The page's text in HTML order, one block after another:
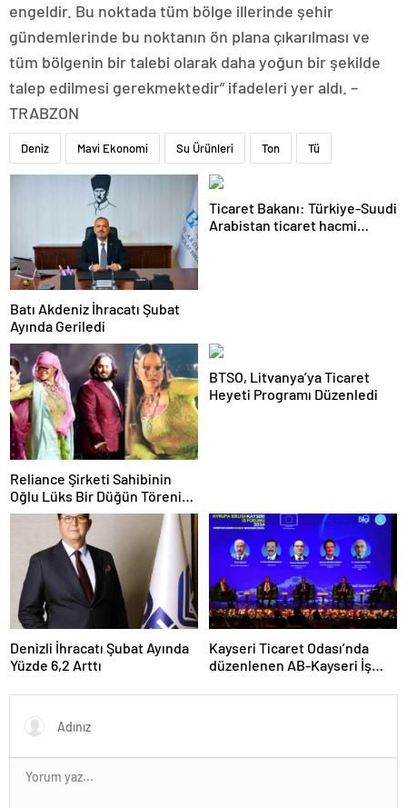
engeldir. Bu noktada tüm bölge illerinde şehir
gündemlerinde bu noktanın ön plana çıkarılması ve
tüm bölgenin bir talebi olarak daha yoğun bir şekilde
talep edilmesi gerekmektedir” ifadeleri yer aldı. –
TRABZON
Deniz Mavi Ekonomi Su Ürünleri Ton Tü
Batı Akdeniz İhracatı Şubat
Ayında Geriledi
Ticaret Bakanı: Türkiye-Suudi
Arabistan ticaret hacmi
Reliance Şirketi Sahibinin
Oğlu Lüks Bir Düğün Töreni
Düzenledi
BTSO, Litvanya’ya Ticaret
Heyeti Programı Düzenledi
Denizli İhracatı Şubat Ayında
Yüzde 6,2 Arttı
Kayseri Ticaret Odası’nda
düzenlenen AB-Kayseri İş
ve dijitalleşme vurgusu